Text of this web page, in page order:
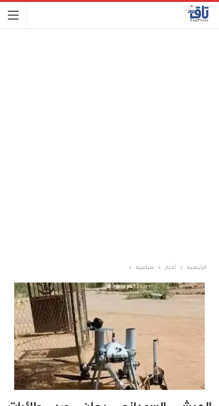
الرئيسية أخبار سياسية